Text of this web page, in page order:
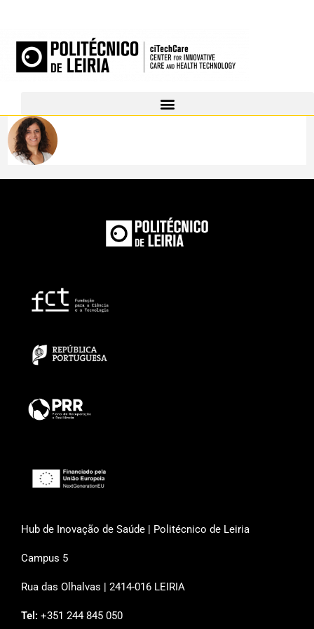
Hub de Inovação de Saúde | Politécnico de Leiria
Campus 5
Rua das Olhalvas | 2414-016 LEIRIA
Tel: +351 244 845 050